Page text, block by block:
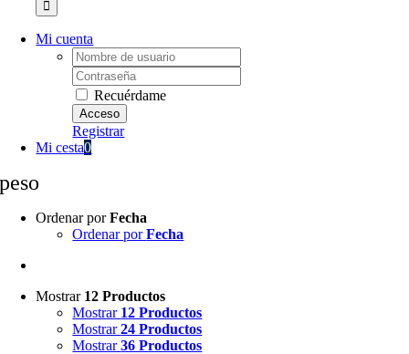
Mi cuenta
Username:
Password:
Recuérdame
Registrar
Mi cesta0
peso
Ordenar porFecha
Ordenar porFecha
Mostrar 12 Productos
Mostrar 12 Productos
Mostrar24 Productos
Mostrar36 Productos